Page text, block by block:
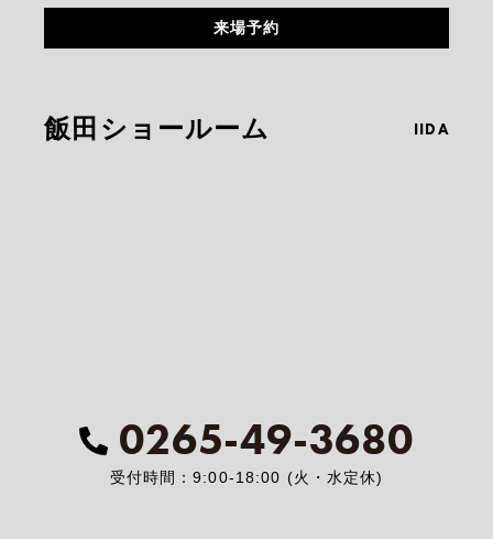
来場予約
飯田ショールーム IIDA
0265-49-3680
受付時間：9:00-18:00 (火・水定休)